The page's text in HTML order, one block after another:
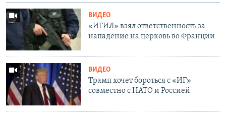
ВИДЕО
«ИГИЛ» взял ответственность за
нападение на церковь во Франции
ВИДЕО
Трамп хочет бороться с «ИГ»
совместно с НАТО и Россией